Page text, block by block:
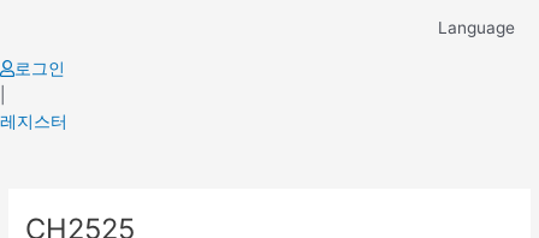
content
Language
로그인
레지스터
CH2525
navigation